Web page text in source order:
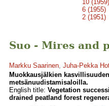
10 (1959)
6 (1955)
2 (1951)
Suo - Mires and
Markku Saarinen, Juha-Pekka
Muokkausjälkien
metsänuudistamisaloilla.
English title: Vegetation
drained peatland forest